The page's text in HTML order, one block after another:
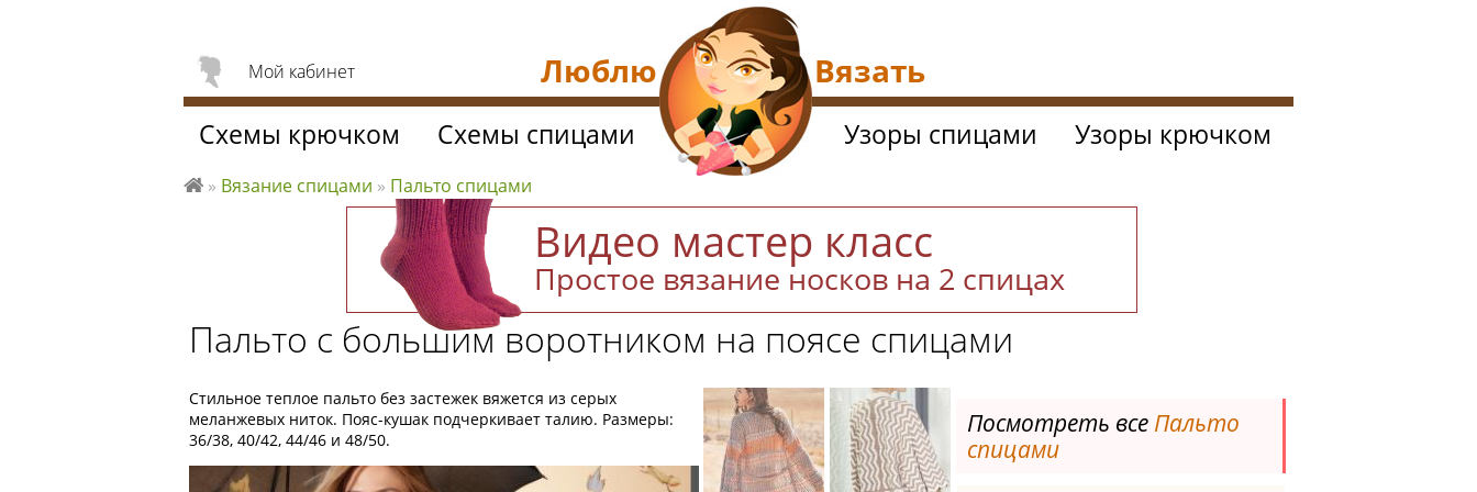
Видео мастер класс
Простое вязание носков на 2 спицах
Пальто с большим воротником на поясе спицами
Стильное теплое пальто без застежек вяжется из серых
меланжевых ниток. Пояс-кушак подчеркивает талию. Размеры:
36/38, 40/42, 44/46 и 48/50.
Посмотреть все Пальто
спицами
Мой кабинет
Схемы крючком Схемы спицами Узоры спицами Узоры крючком
ть
» Вязание спицами » Пальто спицами
Люблю Вязать